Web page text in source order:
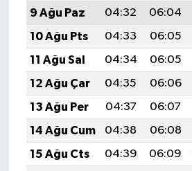
9 Ağu Paz 04:32 06:04
10 Ağu Pts
04:33 06:05
11 Ağu Sal
04:34 06:05
12 Ağu Çar
04:35 06:06
13 Ağu Per
04:37 06:07
14 Ağu Cum
04:38 06:08
15 Ağu Cts
04:39 06:09